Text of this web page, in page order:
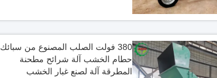
380 فولت الصلب المصنوع من سبائك
حطام الخشب آلة شرائح مطحنة
المطرقة آلة لصنع غبار الخشب